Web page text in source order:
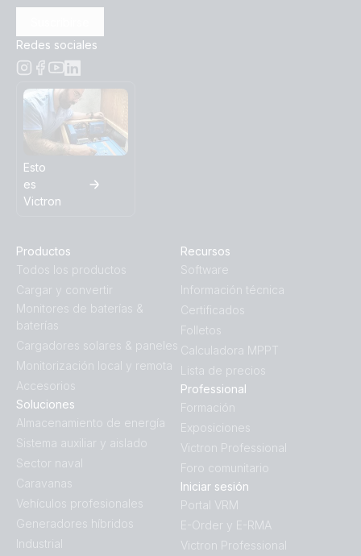
Redes sociales
Esto
es
Victron
Productos
Todos los productos
Cargar y convertir
Monitores de baterías &
baterías
Cargadores solares & paneles
Monitorización local y remota
Accesorios
Soluciones
Almacenamiento de energía
Sistema auxiliar y aislado
Sector naval
Caravanas
Vehículos profesionales
Generadores híbridos
Industrial
Recursos
Software
Información técnica
Certificados
Folletos
Calculadora MPPT
Lista de precios
Professional
Formación
Exposiciones
Victron Professional
Foro comunitario
Iniciar sesión
Portal VRM
E-Order y E-RMA
Victron Professional